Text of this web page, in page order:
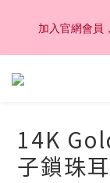
加入官網會員
加入官網會員
韓國設計製作
加入官網會員
14K
子鎖珠